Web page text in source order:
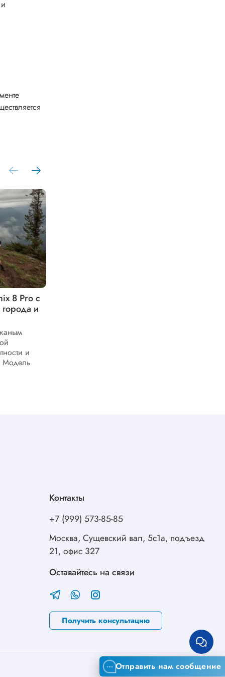
8 Pro с
и
и
Модель
Контакты
+7 (999) 573-85-85
Москва, Сущевский вал, 5с1а, подъезд
21, офис 327
Оставайтесь на связи
Получить консультацию
Отправить нам сообщение